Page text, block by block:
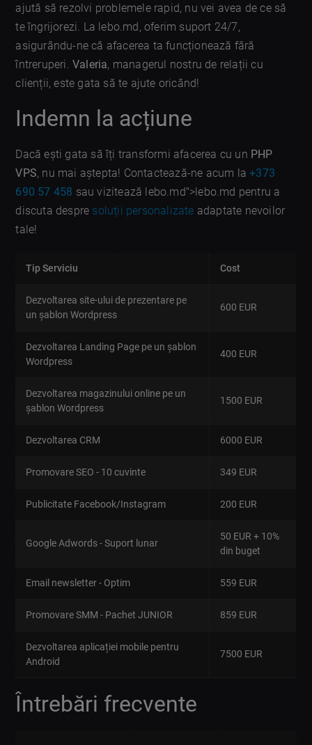
ajută să rezolvi problemele rapid, nu vei avea de ce să
te îngrijorezi. La lebo.md, oferim suport 24/7,
asigurându-ne că afacerea ta funcționează fără
întreruperi.Valeria, managerul nostru de relații cu
clienții, este gata să te ajute oricând!
Indemn la acțiune
Dacă ești gata să îți transformi afacerea cu un PHP
VPS, nu mai aștepta! Contactează-ne acum la+373
690 57 458 sau vizitează lebo.md">lebo.md pentru a
discuta despre soluții personalizate adaptate nevoilor
tale!
Tip Serviciu Cost
Dezvoltarea site-ului de prezentare pe
un șablon Wordpress
600 EUR
Dezvoltarea Landing Page pe un șablon
Wordpress
400 EUR
Dezvoltarea magazinului online pe un
șablon Wordpress
1500 EUR
Dezvoltarea CRM 6000 EUR
Promovare SEO - 10 cuvinte 349 EUR
Publicitate Facebook/Instagram 200 EUR
Google Adwords - Suport lunar
50 EUR + 10%
din buget
Email newsletter - Optim 559 EUR
Promovare SMM - Pachet JUNIOR 859 EUR
Dezvoltarea aplicației mobile pentru
Android
7500 EUR
Întrebări frecvente